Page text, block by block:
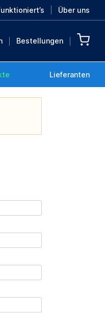
Über uns
Bestellungen
Lieferanten